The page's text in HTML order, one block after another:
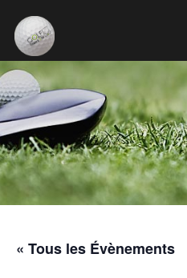
« Tous les Évènements